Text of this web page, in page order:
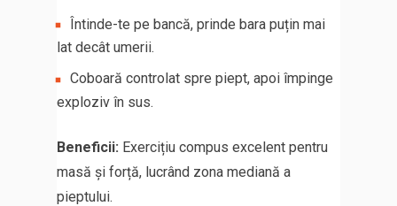
Întinde-te pe bancă, prinde bara puțin mai
lat decât umerii.
Coboară controlat spre piept, apoi împinge
exploziv în sus.
Beneficii: Exercițiu compus excelent pentru
masă și forță, lucrând zona mediană a
pieptului.